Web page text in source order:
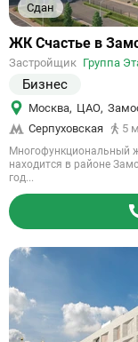
Сдан
Ссылка
объект
ЖК Счастье в
Застройщик Группа
Бизнес
Москва, ЦАО,
Серпуховская
5
Многофункциональный
находится в районе
год...